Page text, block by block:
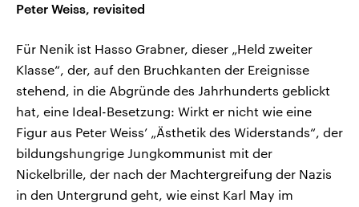
Peter Weiss, revisited
Für Nenik ist Hasso Grabner, dieser „Held zweiter
Klasse“, der, auf den Bruchkanten der Ereignisse
stehend, in die Abgründe des Jahrhunderts geblickt
hat, eine Ideal-Besetzung: Wirkt er nicht wie eine
Figur aus Peter Weiss’ „Ästhetik des Widerstands“, der
bildungshungrige Jungkommunist mit der
Nickelbrille, der nach der Machtergreifung der Nazis
in den Untergrund geht, wie einst Karl May im